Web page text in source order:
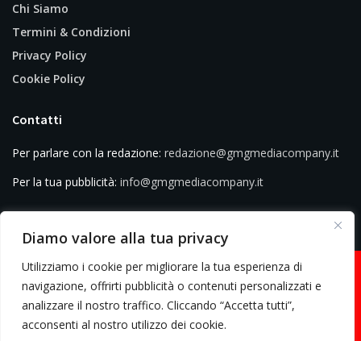
Diamo valore alla tua privacy
Utilizziamo i cookie per migliorare la tua esperienza di
navigazione, offrirti pubblicità o contenuti personalizzati e
analizzare il nostro traffico. Cliccando “Accetta tutti”,
acconsenti al nostro utilizzo dei cookie.
Chi Siamo
Termini & Condizioni
Privacy Policy
Cookie Policy
Contatti
Per parlare con la redazione: redazione@gmgmediacompany.it
Per la tua pubblicità: info@gmgmediacompany.it
© 2026 GMG Media Company Di Mossutti Gianluca | Sede legale: Corso